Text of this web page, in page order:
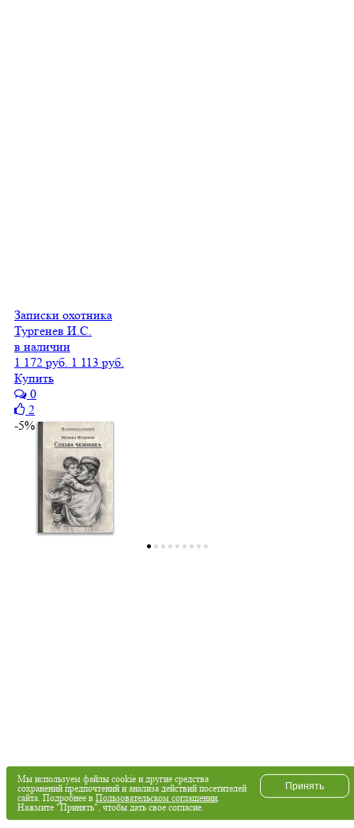
Записки охотника
Тургенев И.С.
в наличии
1 172 руб. 1 113 руб.
Купить
0
2
-5%
Мы используем файлы cookie и другие средства
сохранений предпочтений и анализа действий посетителей
сайта. Подробнее вПользовательском соглашении.
Нажмите "Принять", чтобы дать свое согласие.
Принять